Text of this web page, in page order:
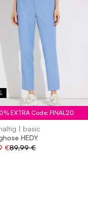
EXTRA Code: FINAL20
| basic
HEDY
€89,99 €